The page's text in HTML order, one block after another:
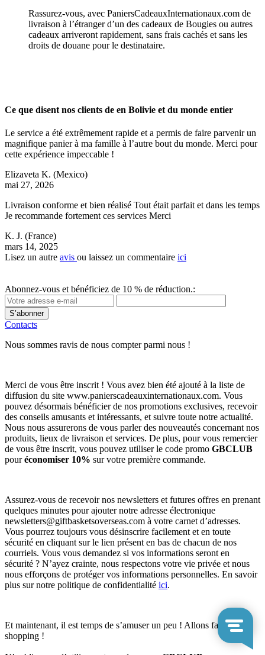
Rassurez-vous, avec PaniersCadeauxInternationaux.com de
livraison à l’étranger d’un des cadeaux de Bougies ou autres
cadeaux arriveront rapidement, sans frais cachés et sans les
droits de douane pour le destinataire.
Ce que disent nos clients de en Bolivie et du monde entier
Le service a été extrêmement rapide et a permis de faire parvenir un
magnifique panier à ma famille à l’autre bout du monde. Merci pour
cette expérience impeccable !
Elizaveta K. (Mexico)
mai 27, 2026
Livraison conforme et bien réalisé Tout était parfait et dans les temps
Je recommande fortement ces services Merci
K. J. (France)
mars 14, 2025
Lisez un autre avis ou laissez un commentaire ici
Abonnez-vous et bénéficiez de 10 % de réduction.:
S’abonner
Contacts
Nous sommes ravis de nous compter parmi nous !
Merci de vous être inscrit ! Vous avez bien été ajouté à la liste de
diffusion du site www.panierscadeauxinternationaux.com. Vous
pouvez désormais bénéficier de nos promotions exclusives, recevoir
des conseils amusants et intéressants, et suivre toute notre actualité.
Nous nous assurerons de vous parler des nouveautés concernant nos
produits, lieux de livraison et services. De plus, pour vous remercier
de vous être inscrit, vous pouvez utiliser le code promo GBCLUB
pouréconomiser 10% sur votre première commande.
Assurez-vous de recevoir nos newsletters et futures offres en prenant
quelques minutes pour ajouter notre adresse électronique
newsletters@giftbasketsoverseas.com à votre carnet d’adresses.
Vous pourrez toujours vous désinscrire facilement et en toute
sécurité en cliquant sur le lien présent en bas de chacun de nos
courriels. Vous vous demandez si vos informations seront en
sécurité ? N’ayez crainte, nous respectons votre vie privée et nous
nous efforçons de protéger vos informations personnelles. En savoir
plus sur notre politique de confidentialité ici.
Et maintenant, il est temps de s’amuser un peu ! Allons faire du
shopping !